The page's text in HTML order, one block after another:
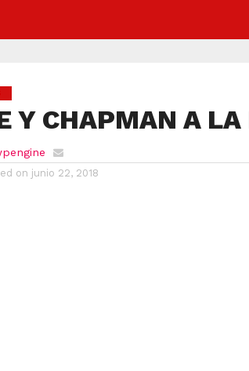
Y CHAPMAN A LA
on junio 22, 2018